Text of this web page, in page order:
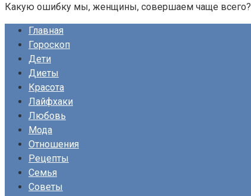
Какую ошибку мы, женщины, совершаем чаще
Главная
Гороскоп
Дети
Диеты
Красота
Лайфхаки
Любовь
Мода
Отношения
Рецепты
Семья
Советы